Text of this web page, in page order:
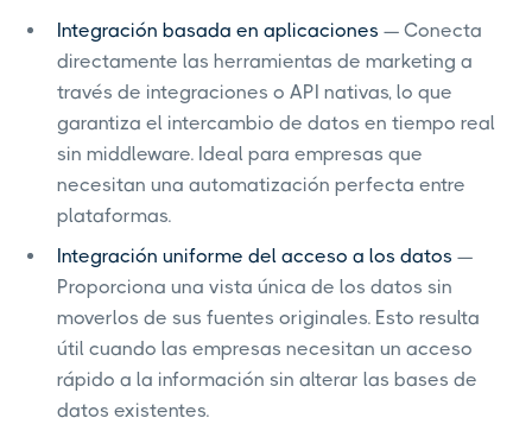
Integración basada en aplicaciones — Conecta
directamente las herramientas de marketing a
través de integraciones o API nativas, lo que
garantiza el intercambio de datos en tiempo real
sin middleware. Ideal para empresas que
necesitan una automatización perfecta entre
plataformas.
Integración uniforme del acceso a los datos —
Proporciona una vista única de los datos sin
moverlos de sus fuentes originales. Esto resulta
útil cuando las empresas necesitan un acceso
rápido a la información sin alterar las bases de
datos existentes.